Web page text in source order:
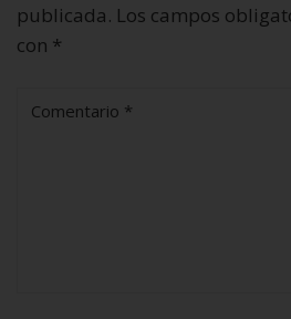
publicada. Los campos
con *